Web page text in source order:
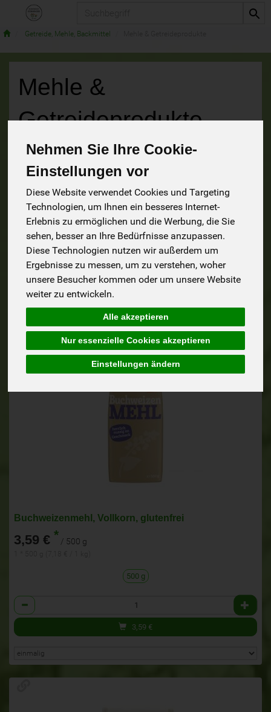
Nehmen Sie Ihre Cookie-
Einstellungen vor
Diese Website verwendet Cookies und Targeting
Technologien, um Ihnen ein besseres Internet-
Erlebnis zu ermöglichen und die Werbung, die Sie
sehen, besser an Ihre Bedürfnisse anzupassen.
Diese Technologien nutzen wir außerdem um
Ergebnisse zu messen, um zu verstehen, woher
unsere Besucher kommen oder um unsere Website
weiter zu entwickeln.
Alle akzeptieren
Nur essenzielle Cookies akzeptieren
Einstellungen ändern
Getreide, Mehle, Backmittel
Mehle &
Getreideprodukte
19 von 1226
Hersteller Allergene
Buchweizenmehl, Vollkorn, glutenfrei
3,59 € * / 500 g
500 g
Anzahl
3,59 €